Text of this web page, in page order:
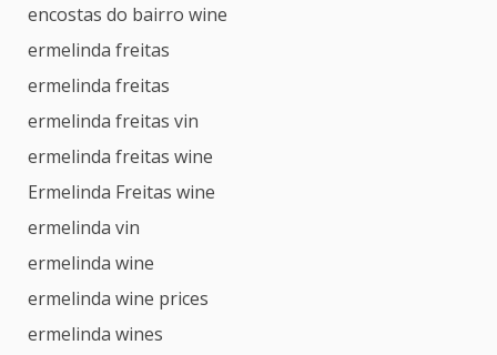
encostas do bairro wine
ermelinda freitas
ermelinda freitas
ermelinda freitas vin
ermelinda freitas wine
Ermelinda Freitas wine
ermelinda vin
ermelinda wine
ermelinda wine prices
ermelinda wines